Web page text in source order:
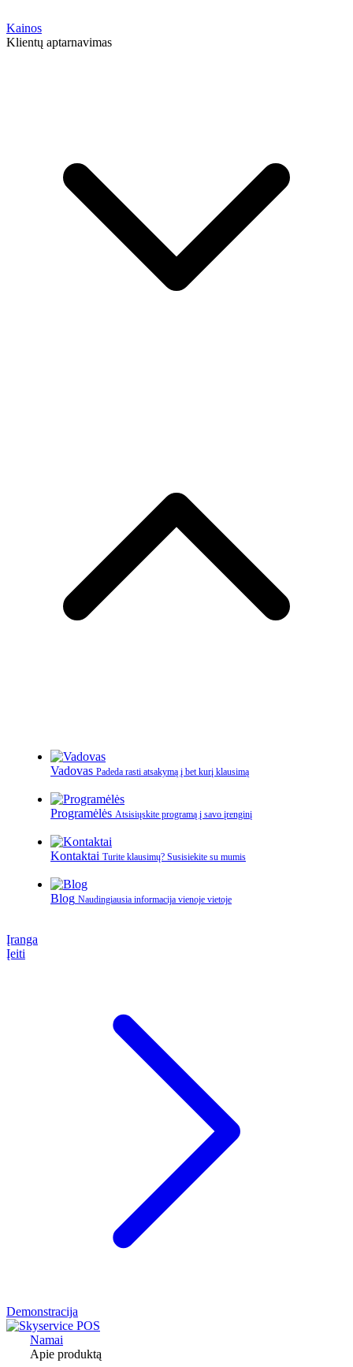
Kainos
Klientų aptarnavimas
Vadovas Padeda rasti atsakymą į bet kurį klausimą
Programėlės Atsisiųskite programą į savo įrenginį
Kontaktai Turite klausimų? Susisiekite su mumis
Blog Naudingiausia informacija vienoje vietoje
Įranga
Įeiti
Demonstracija
Namai
Apie produktą